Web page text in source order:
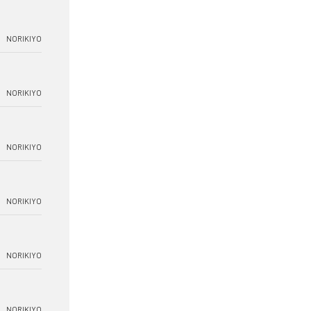
NORIKIYO
NORIKIYO
NORIKIYO
NORIKIYO
NORIKIYO
NORIKIYO